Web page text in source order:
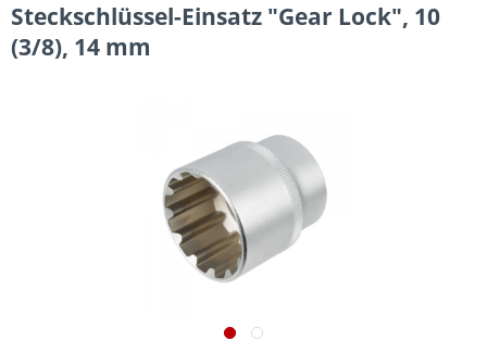
Steckschlüssel-Einsatz "Gear Lock", 10
(3/8), 14 mm